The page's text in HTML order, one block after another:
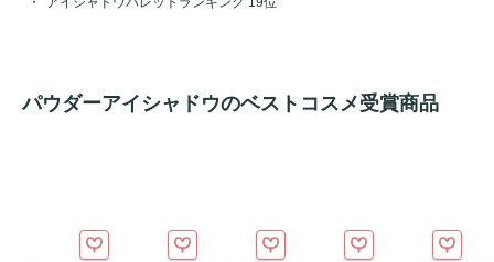
パウダーアイシャドウのベストコスメ受賞商品